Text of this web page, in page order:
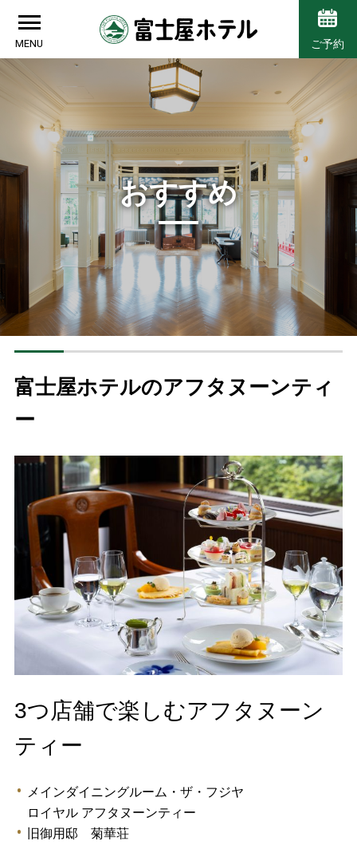
MENU ご予約
おすすめ
富士屋ホテルのアフタヌーンティ
ー
3つ店舗で楽しむアフタヌーン
ティー
メインダイニングルーム・ザ・フジヤ
ロイヤル アフタヌーンティー
旧御用邸 菊華荘